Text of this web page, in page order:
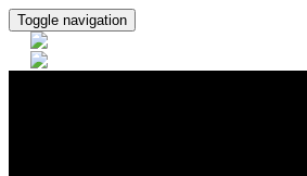
Toggle navigation